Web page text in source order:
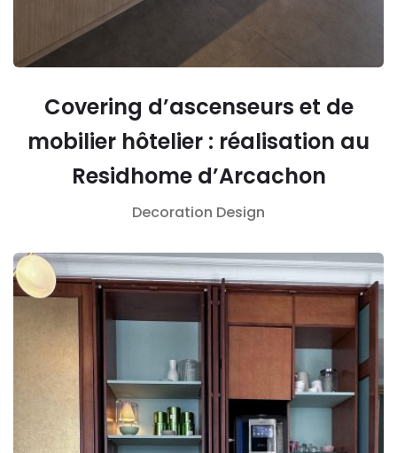
Covering d’ascenseurs et de
mobilier hôtelier : réalisation au
Residhome d’Arcachon
Decoration Design